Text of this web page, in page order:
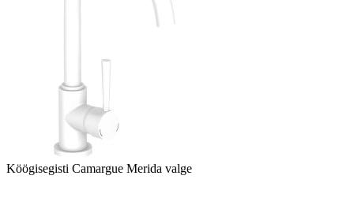
Köögisegisti Camargue Merida valge